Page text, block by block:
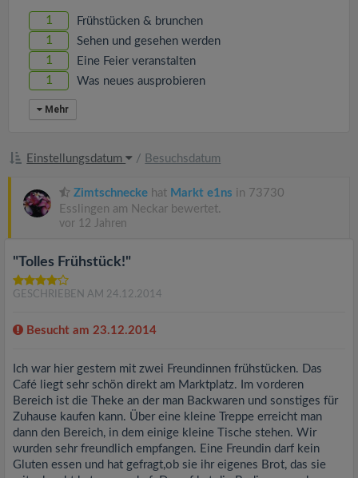
1 Frühstücken & brunchen
1 Sehen und gesehen werden
1 Eine Feier veranstalten
1 Was neues ausprobieren
Mehr
Einstellungsdatum / Besuchsdatum
Zimtschnecke hat Markt e1ns in 73730
Esslingen am Neckar bewertet.
vor 12 Jahren
"Tolles Frühstück!"
GESCHRIEBEN AM 24.12.2014
Besucht am 23.12.2014
Ich war hier gestern mit zwei Freundinnen frühstücken. Das
Café liegt sehr schön direkt am Marktplatz. Im vorderen
Bereich ist die Theke an der man Backwaren und sonstiges für
Zuhause kaufen kann. Über eine kleine Treppe erreicht man
dann den Bereich, in dem einige kleine Tische stehen. Wir
wurden sehr freundlich empfangen. Eine Freundin darf kein
Gluten essen und hat gefragt,ob sie ihr eigenes Brot, das sie